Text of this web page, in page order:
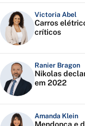
Victoria Abel
Carros
críticos
Ranier Bragon
Nikolas
em 2022
Amanda Klein